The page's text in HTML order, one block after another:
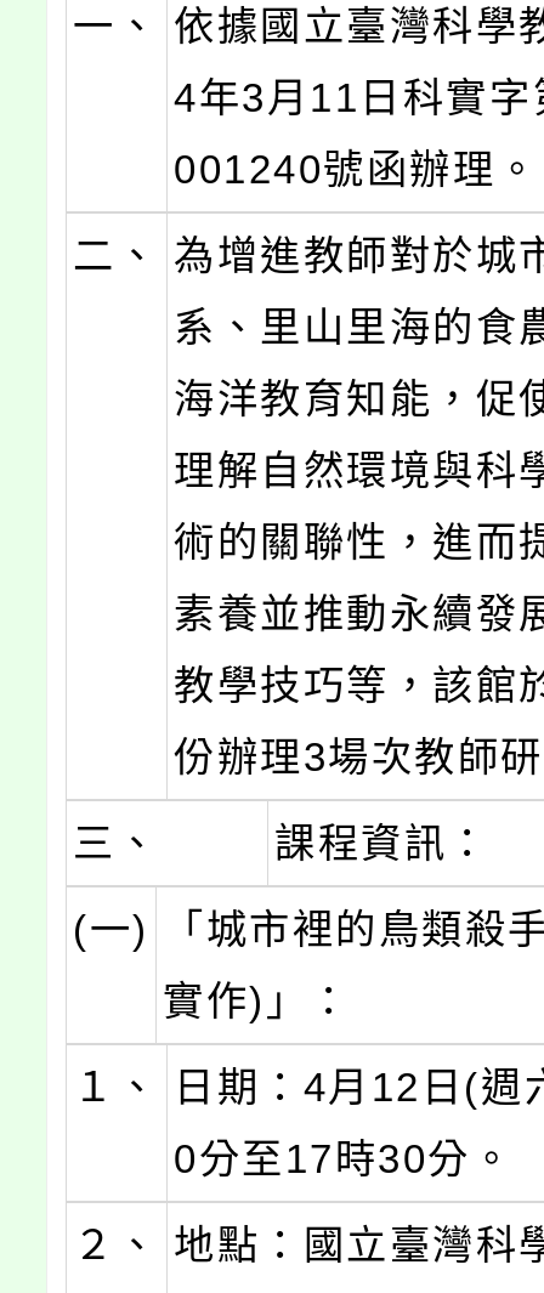
一、
依據國立臺灣科學
4年3月11日科實
001240號函辦理。
二、
為增進教師對於城
系、里山里海的食
海洋教育知能，促
理解自然環境與科
術的關聯性，進而
素養並推動永續發
教學技巧等，該館
份辦理3場次教師
三、
課程資訊：
(一)
「城市裡的鳥類殺
實作)」：
１、
日期：4月12日(週
0分至17時30分。
２、
地點：國立臺灣科